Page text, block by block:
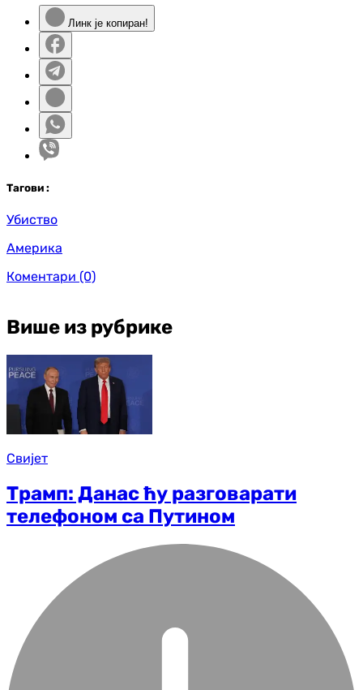
Линк је копиран!
Тагови :
Убиство
Америка
Коментари (0)
Више из рубрике
Свијет
Трамп: Данас ћу разговарати
телефоном са Путином